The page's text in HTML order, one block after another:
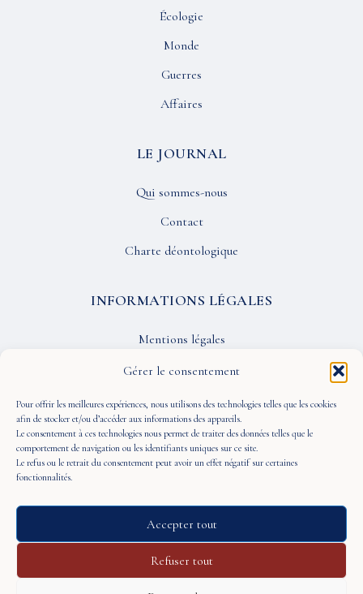
Gérer le consentement
Pour offrir les meilleures expériences, nous utilisons des technologies telles que les cookies
afin de stocker et/ou d’accéder aux informations des appareils.
Le consentement à ces technologies nous permet de traiter des données telles que le
comportement de navigation ou les identifiants uniques sur ce site.
Le refus ou le retrait du consentement peut avoir un effet négatif sur certaines
fonctionnalités.
Accepter tout
Refuser tout
Écologie
Monde
Guerres
Affaires
LE JOURNAL
Qui sommes-nous
Contact
Charte déontologique
INFORMATIONS LÉGALES
Mentions légales
Confidentialité
CGU
SUIVEZ-NOUS
© 2026 À Portée de Vue — Tous droits réservés